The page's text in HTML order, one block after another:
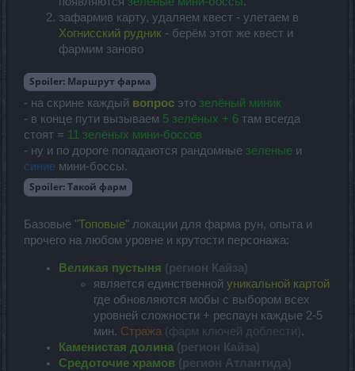
зафармив карту, удаляем квест - улетаем в
Хогнисский рудник - берём этот же квест и
фармим заново
Spoiler: Маршрут фарма
- на скрине каждый вопрос это зелёный миник
- в конце пути вызываем 5 зелёных + 6 там всегда
стоят = 11 зелёных мини-боссов
- ну и по дороге попадаются рандомные зеленые и
синие мини-боссы.
Spoiler:Такой фарм
Базовые "Топовые" локации для фарма рун, опыта и
прочего на любом уровне и крутости персонажа:
Великая пустыня (регион Кайза)
является единственной уникальной картой
где обновляются мобы с выбором всех
уровней сложности + респаун каждые 2-5
мин. Стража (фарм ключей доблести).
Каменистая долина (регион Кайза)
Средоточие храмов (регион Атлантида)